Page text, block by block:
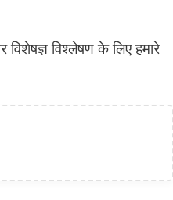
विश्लेषण के लिए हमारे